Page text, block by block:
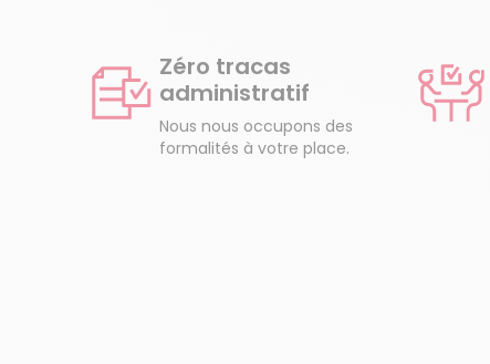
Zéro tracas
administratif
Nous nous occupons des
formalités à votre place.